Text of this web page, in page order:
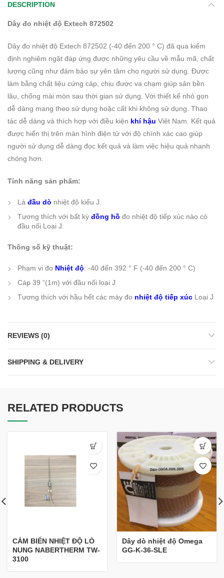
DESCRIPTION
Dây đo nhiệt độ Extech 872502
Dây đo nhiệt độ Extech 872502 (-40 đến 200 ° C) đã qua kiểm
định nghiêm ngặt đáp ứng được những yêu cầu về mẫu mã, chất
lượng cũng như đảm bảo sự yên tâm cho người sử dụng. Được
làm bằng chất liệu cứng cáp, chịu được va chạm giúp sản bền
lâu, chống mài mòn sau thời gian sử dụng. Với thiết kế nhỏ gọn
dễ dàng mang theo sử dụng hoặc cất khi không sử dụng. Thao
tác dễ dàng và thích hợp với điều kiện khí hậu Việt Nam. Kết quả
được hiển thị trên màn hình điện tử với độ chính xác cao giúp
người sử dụng dễ dàng đọc kết quả và làm việc hiệu quả nhanh
chóng hơn.
Tính năng sản phẩm:
Là đầu dò nhiệt độ kiểu J.
Tương thích với bất kỳ đồng hồ đo nhiệt độ tiếp xúc nào có
đầu nối Loại J.
Thông số kỹ thuật:
Phạm vi đo Nhiệt độ: -40 đến 392 ° F (-40 đến 200 ° C)
Cáp 39 “(1m) với đầu nối loại J
Tương thích với hầu hết các máy đo nhiệt độ tiếp xúc Loại J
REVIEWS (0)
SHIPPING & DELIVERY
RELATED PRODUCTS
CẢM BIẾN NHIỆT ĐỘ LÒ
NUNG NABERTHERM TW-
3100
Dây dò nhiệt độ Omega
GG-K-36-SLE